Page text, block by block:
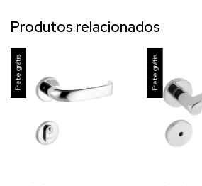
Produtos relacionados
Frete grátis Frete grátis